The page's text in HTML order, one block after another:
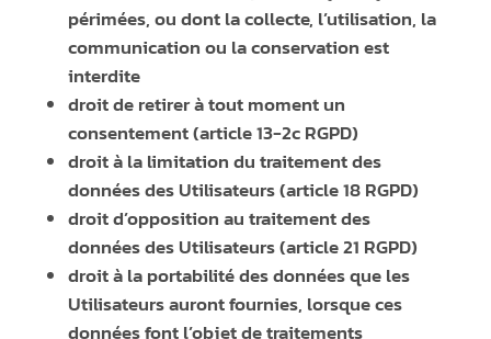
périmées, ou dont la collecte, l’utilisation, la
communication ou la conservation est
interdite
droit de retirer à tout moment un
consentement (article 13-2c RGPD)
droit à la limitation du traitement des
données des Utilisateurs (article 18 RGPD)
droit d’opposition au traitement des
données des Utilisateurs (article 21 RGPD)
droit à la portabilité des données que les
Utilisateurs auront fournies, lorsque ces
données font l’objet de traitements